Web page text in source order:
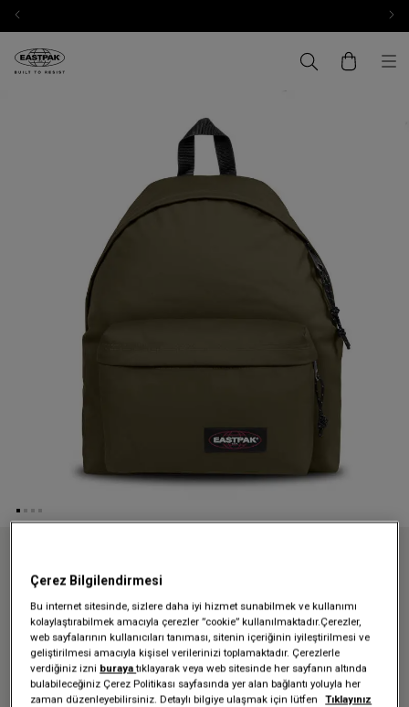
PADDED PAK'R ARMY OLIVE SIRT ÇANTASI
PADDED PAK'R ARMY OLIVE
SIRT ÇANTASI
3.399,00 TL
Çerez Bilgilendirmesi
Bu internet sitesinde, sizlere daha iyi hizmet sunabilmek ve kullanımı
kolaylaştırabilmek amacıyla çerezler ”cookie” kullanılmaktadır.Çerezler,
web sayfalarının kullanıcıları tanıması, sitenin içeriğinin iyileştirilmesi ve
geliştirilmesi amacıyla kişisel verilerinizi toplamaktadır. Çerezlerle
verdiğiniz izni burayatıklayarak veya web sitesinde her sayfanın altında
bulabileceğiniz Çerez Politikası sayfasında yer alan bağlantı yoluyla her
zaman düzenleyebilirsiniz. Detaylı bilgiye ulaşmak için lütfen
Tıklayınız